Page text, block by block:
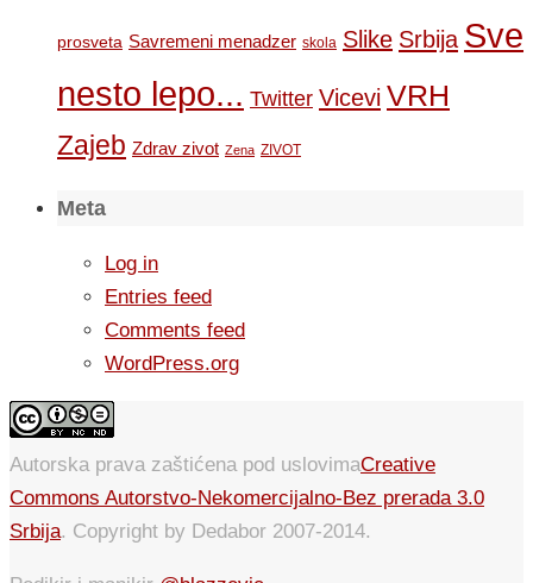
prosveta Savremeni menadzer skola Slike Srbija Sve
nesto lepo... Twitter Vicevi VRH
Zajeb Zdrav zivot Zena ZIVOT
Meta
Log in
Entries feed
Comments feed
WordPress.org
Autorska prava zaštićena pod uslovimaCreative
Commons Autorstvo-Nekomercijalno-Bez prerada 3.0
Srbija. Copyright by Dedabor 2007-2014.